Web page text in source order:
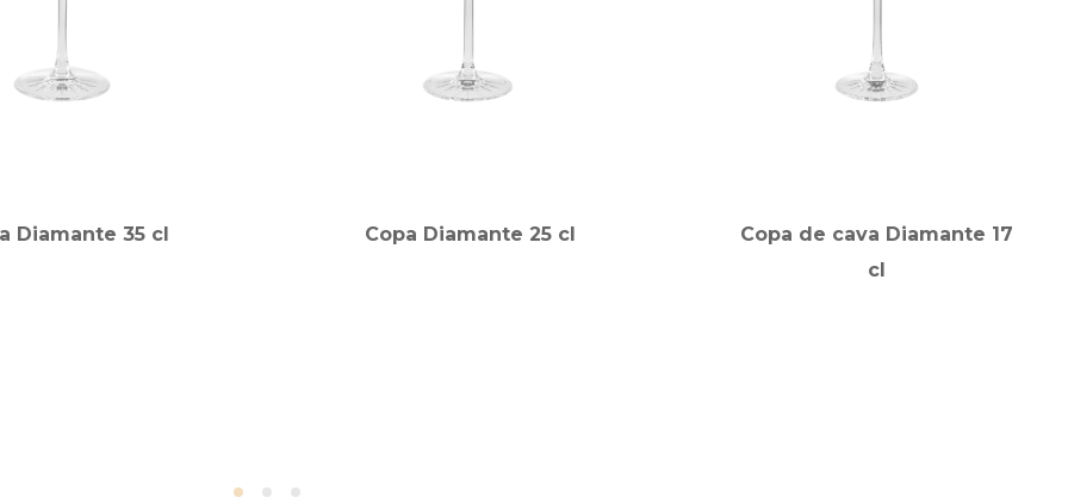
Diamante 35 cl Copa Diamante 25 cl
Copa de cava Diamante 17
cl